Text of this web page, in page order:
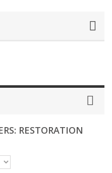
RESTORATION